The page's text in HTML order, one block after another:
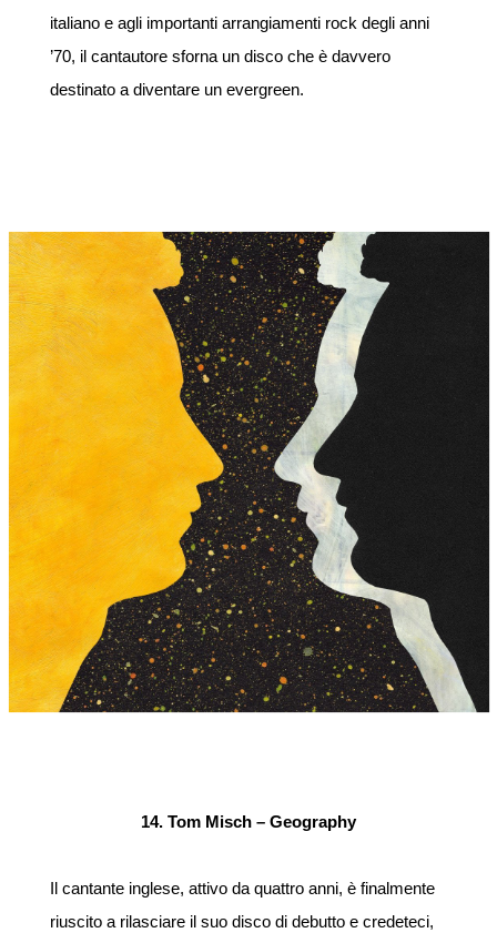
italiano e agli importanti arrangiamenti rock degli anni
’70, il cantautore sforna un disco che è davvero
destinato a diventare un evergreen.
14. Tom Misch – Geography
Il cantante inglese, attivo da quattro anni, è finalmente
riuscito a rilasciare il suo disco di debutto e credeteci,